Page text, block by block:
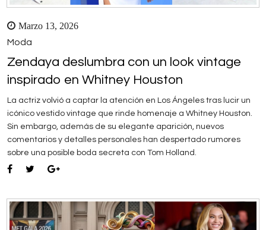
Marzo 13, 2026
Moda
Zendaya deslumbra con un look vintage
inspirado en Whitney Houston
La actriz volvió a captar la atención en Los Ángeles tras lucir un
icónico vestido vintage que rinde homenaje a Whitney Houston.
Sin embargo, además de su elegante aparición, nuevos
comentarios y detalles personales han despertado rumores
sobre una posible boda secreta con Tom Holland.